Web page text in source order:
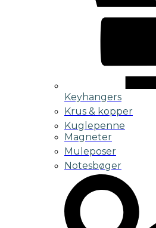
Keyhangers
Krus & kopper
Kuglepenne
Magneter
Muleposer
Notesbøger